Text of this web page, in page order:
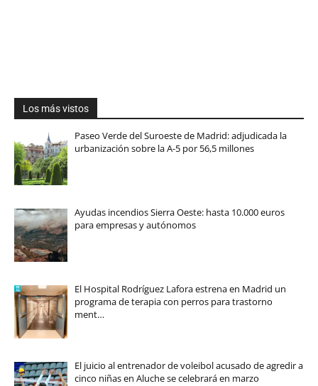
Los más vistos
Paseo Verde del Suroeste de Madrid: adjudicada la
urbanización sobre la A-5 por 56,5 millones
Ayudas incendios Sierra Oeste: hasta 10.000 euros
para empresas y autónomos
El Hospital Rodríguez Lafora estrena en Madrid un
programa de terapia con perros para trastorno
ment…
El juicio al entrenador de voleibol acusado de agredir a
cinco niñas en Aluche se celebrará en marzo